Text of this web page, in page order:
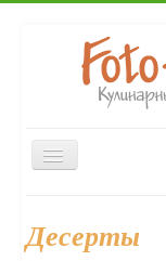
Включить/
выключить
Десерты
Десерты